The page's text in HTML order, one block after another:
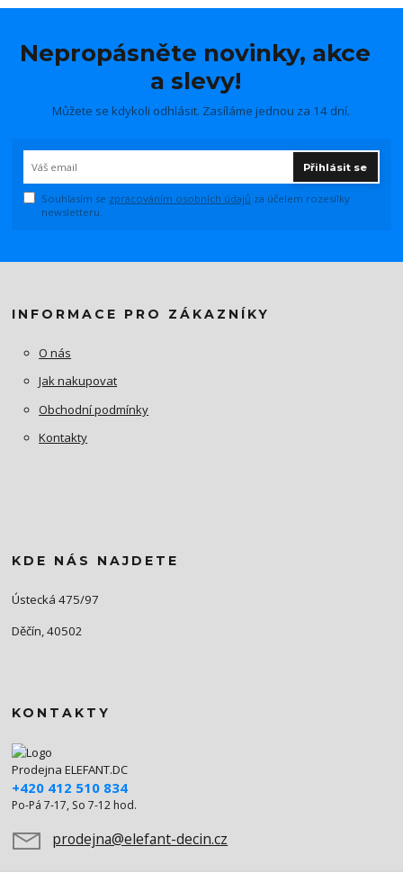
Nepropásněte novinky, akce
a slevy!
Můžete se kdykoli odhlásit. Zasíláme jednou za 14 dní.
Přihlásit se
Souhlasím se zpracováním osobních údajů za účelem rozesílky
newsletteru.
INFORMACE PRO ZÁKAZNÍKY
O nás
Jak nakupovat
Obchodní podmínky
Kontakty
KDE NÁS NAJDETE
Ústecká 475/97
Děčín, 40502
KONTAKTY
Prodejna ELEFANT.DC
+420 412 510 834
Po-Pá 7-17, So 7-12 hod.
prodejna@elefant-decin.cz